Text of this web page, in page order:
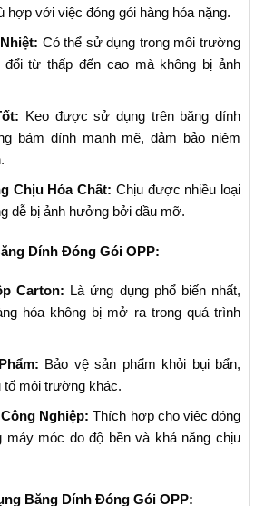
hợp với việc đóng gói hàng hóa nặng.
Có thể sử dụng trong môi trường
đổi từ thấp đến cao mà không bị ảnh
Keo được sử dụng trên băng dính
bám dính mạnh mẽ, đảm bảo niêm
Chịu Hóa Chất: Chịu được nhiều loại
dễ bị ảnh hưởng bởi dầu mỡ.
Dính Đóng Gói OPP:
Carton: Là ứng dụng phổ biến nhất,
hóa không bị mở ra trong quá trình
Bảo vệ sản phẩm khỏi bụi bẩn,
môi trường khác.
Nghiệp: Thích hợp cho việc đóng
máy móc do độ bền và khả năng chịu
Băng Dính Đóng Gói OPP: